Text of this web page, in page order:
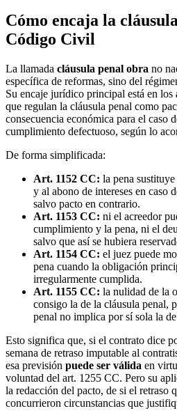
Cómo encaja la
Código Civil
La llamada cláusula penal obra no
específica de reformas, sino del
Su encaje jurídico principal está en los
que regulan la cláusula penal como
consecuencia económica para el caso
cumplimiento defectuoso, según lo
De forma simplificada:
Art. 1152 CC: la pena
y al abono de intereses en caso
salvo pacto en contrario.
Art. 1153 CC: ni el acreedor
cumplimiento y la pena, ni el
salvo que así se hubiera
Art. 1154 CC: el juez puede
pena cuando la obligación
irregularmente cumplida.
Art. 1155 CC: la nulidad de la
consigo la de la cláusula penal,
penal no implica por sí sola la
Esto significa que, si el contrato dice
semana de retraso imputable al
esa previsión puede ser válida en
voluntad del art. 1255 CC. Pero su
la redacción del pacto, de si el retraso
concurrieron circunstancias que